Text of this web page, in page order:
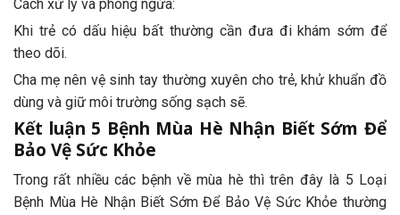
Cách xử lý và phòng ngừa:
Khi trẻ có dấu hiệu bất thường cần đưa đi khám sớm để
theo dõi.
Cha mẹ nên vệ sinh tay thường xuyên cho trẻ, khử khuẩn đồ
dùng và giữ môi trường sống sạch sẽ.
Kết luận 5 Bệnh Mùa Hè Nhận Biết Sớm Để
Bảo Vệ Sức Khỏe
Trong rất nhiều các bệnh về mùa hè thì trên đây là 5 Loại
Bệnh Mùa Hè Nhận Biết Sớm Để Bảo Vệ Sức Khỏe thường